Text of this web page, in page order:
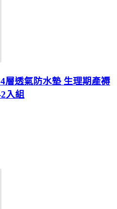
層透氣防水墊 生理期產褥
入組